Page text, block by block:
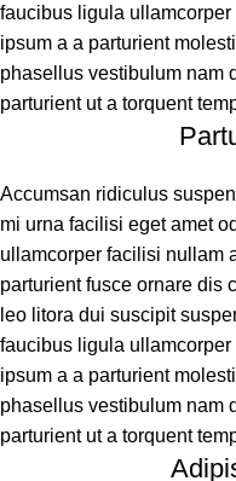
faucibus ligula
ipsum a a parturient
phasellus vestibulum nam
parturient ut a torquent
Accumsan ridiculus
mi urna facilisi eget amet
ullamcorper facilisi nullam
parturient fusce ornare dis
leo litora dui suscipit
faucibus ligula
ipsum a a parturient
phasellus vestibulum nam
parturient ut a torquent